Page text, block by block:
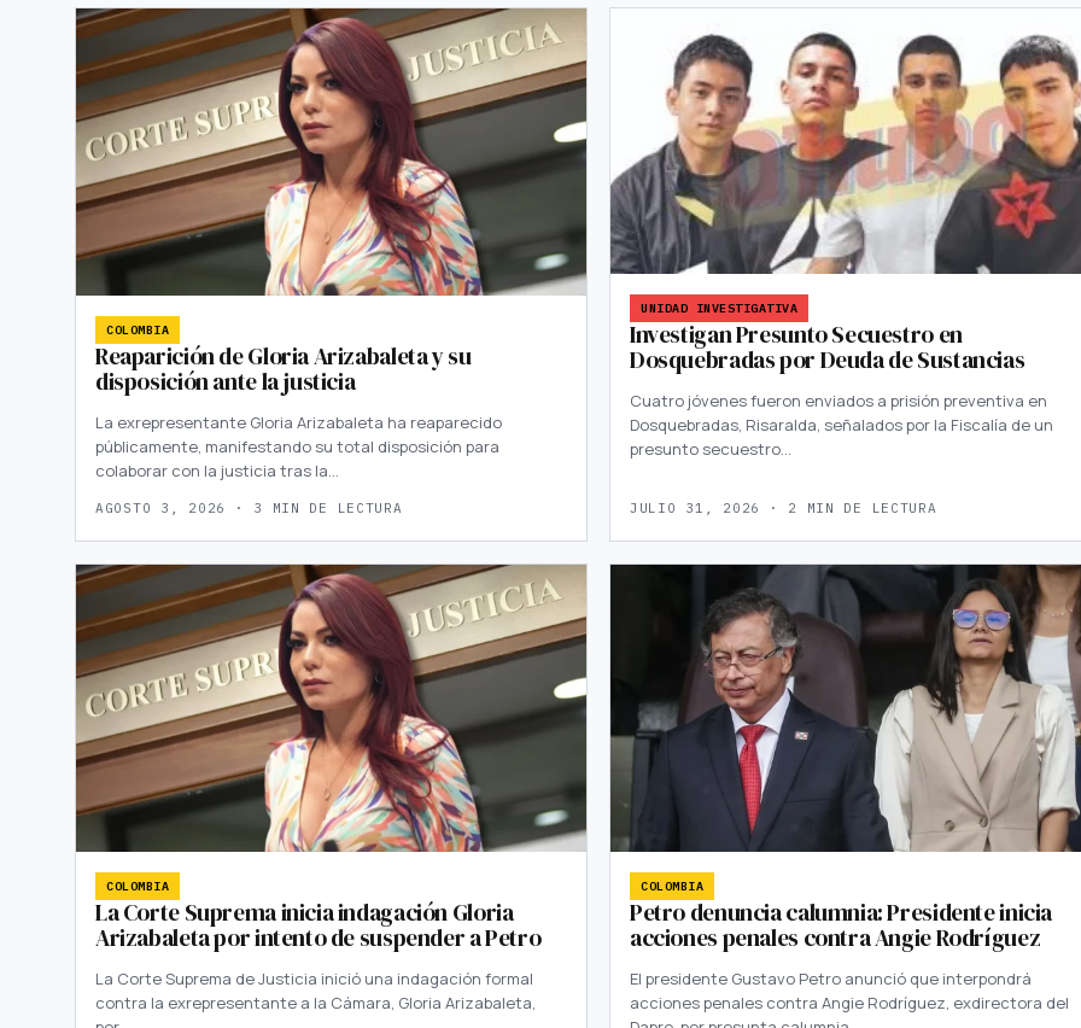
COLOMBIA
Reaparición de Gloria Arizabaleta y su
disposición ante la justicia
La exrepresentante Gloria Arizabaleta ha reaparecido
públicamente, manifestando su total disposición para
colaborar con la justicia tras la…
AGOSTO 3, 2026 · 3 MIN DE LECTURA
UNIDAD INVESTIGATIVA
Investigan Presunto Secuestro en
Dosquebradas por Deuda de Sustancias
Cuatro jóvenes fueron enviados a prisión preventiva en
Dosquebradas, Risaralda, señalados por la Fiscalía de un
presunto secuestro…
JULIO 31, 2026 · 2 MIN DE LECTURA
COLOMBIA
La Corte Suprema inicia indagación Gloria
Arizabaleta por intento de suspender a Petro
La Corte Suprema de Justicia inició una indagación formal
contra la exrepresentante a la Cámara, Gloria Arizabaleta,
COLOMBIA
Petro denuncia calumnia: Presidente inicia
acciones penales contra Angie Rodríguez
El presidente Gustavo Petro anunció que interpondrá
acciones penales contra Angie Rodríguez, exdirectora del